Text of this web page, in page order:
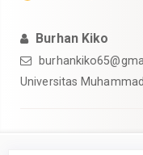
Burhan Kiko
Universitas